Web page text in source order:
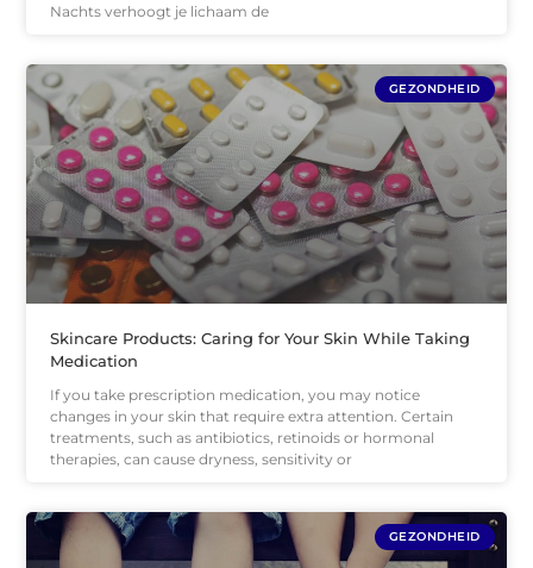
Nachts verhoogt je lichaam de
GEZONDHEID
Skincare Products: Caring for Your Skin While Taking
Medication
If you take prescription medication, you may notice
changes in your skin that require extra attention. Certain
treatments, such as antibiotics, retinoids or hormonal
therapies, can cause dryness, sensitivity or
GEZONDHEID